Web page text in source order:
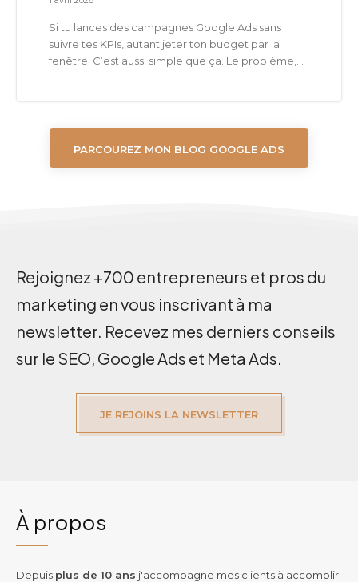
Si tu lances des campagnes Google Ads sans
suivre tes KPIs, autant jeter ton budget par la
fenêtre. C’est aussi simple que ça. Le problème,...
PARCOUREZ MON BLOG GOOGLE ADS
Rejoignez +700 entrepreneurs et pros du
marketing en vous inscrivant à ma
newsletter. Recevez mes derniers conseils
sur le SEO, Google Ads et Meta Ads.
JE REJOINS LA NEWSLETTER
À propos
Depuis plus de 10 ans j'accompagne mes clients à accomplir